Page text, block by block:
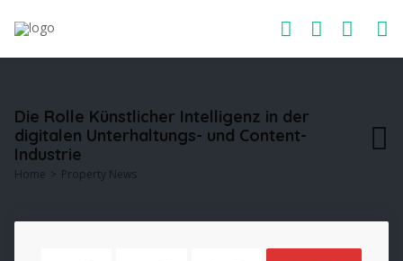
Die Rolle Künstlicher Intelligenz in der
digitalen Unterhaltungs- und Content-
Industrie
Home Property News